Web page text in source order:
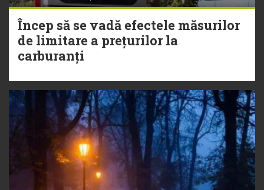
Încep să se vadă efectele măsurilor
de limitare a prețurilor la
carburanți